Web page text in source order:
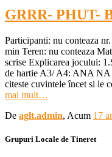
GRRR- PHUT-
Participanti: nu conteaza
min Teren: nu conteaza
scrise Explicarea jocului:
de hartie A3/ A4: ANA
citeste cuvintele încet si le
mai mult…
De aglt.admin, Acum 17
Grupuri Locale de Tineret